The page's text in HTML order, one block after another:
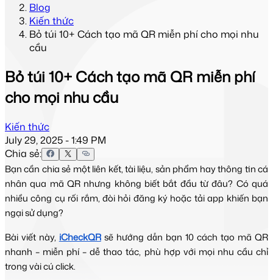
Blog
Kiến thức
Bỏ túi 10+ Cách tạo mã QR miễn phí cho mọi nhu
cầu
Bỏ túi 10+ Cách tạo mã QR miễn phí
cho mọi nhu cầu
Kiến thức
July 29, 2025 - 1:49 PM
Chia sẻ:
Bạn cần chia sẻ một liên kết, tài liệu, sản phẩm hay thông tin cá
nhân qua mã QR nhưng không biết bắt đầu từ đâu? Có quá
nhiều công cụ rối rắm, đòi hỏi đăng ký hoặc tải app khiến bạn
ngại sử dụng?
Bài viết này, iCheckQRsẽ hướng dẫn bạn 10 cách tạo mã QR
nhanh – miễn phí – dễ thao tác, phù hợp với mọi nhu cầu chỉ
trong vài cú click.